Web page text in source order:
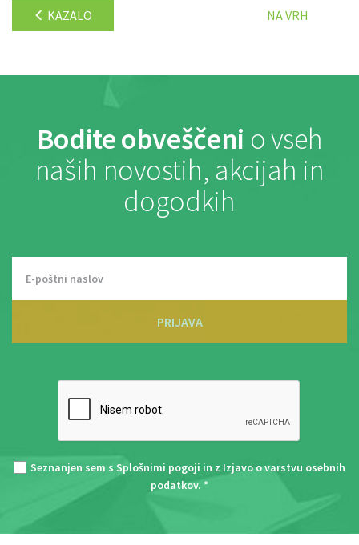
KAZALO NA VRH
Bodite obveščeni o vseh
naših novostih, akcijah in
dogodkih
PRIJAVA
Seznanjen sem s Splošnimi pogoji in z Izjavo o varstvu osebnih
podatkov. *